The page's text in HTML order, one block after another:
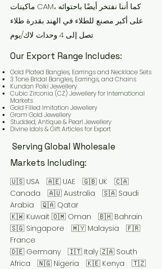
ماكينات CAM، كما أننا نفتخر أيضًا باحتوائه
على أكبر مصنع للطلاء في الهند بقدرة طلاء
تصل إلى 4 وحدات لاك/يوم.
Our Export Range Includes:
Gold Plated Bangles, Earrings and Necklace Sets
3 Tone Bridal Bangles, Earrings, and Chains
Kundan Polki Jewellery
Cubic Zirconia (CZ) Jewellery for International
Markets
Gold Filled Imitation Jewellery
Gram Gold Jewellery
Studded, Antique & Pearl Jewellery
Divine Idols & Gift Articles for Export
Serving Global Wholesale
Markets Including:
🇺🇸 USA 🇦🇪 UAE 🇬🇧 UK 🇨🇦
Canada 🇦🇺 Australia 🇸🇦 Saudi
Arabia 🇶🇦 Qatar
🇰🇼 Kuwait 🇴🇲 Oman 🇧🇭 Bahrain
🇸🇬 Singapore 🇲🇾 Malaysia 🇫🇷
France
🇩🇪 Germany 🇮🇹 Italy 🇿🇦 South
Africa 🇳🇬 Nigeria 🇰🇪 Kenya 🇹🇿